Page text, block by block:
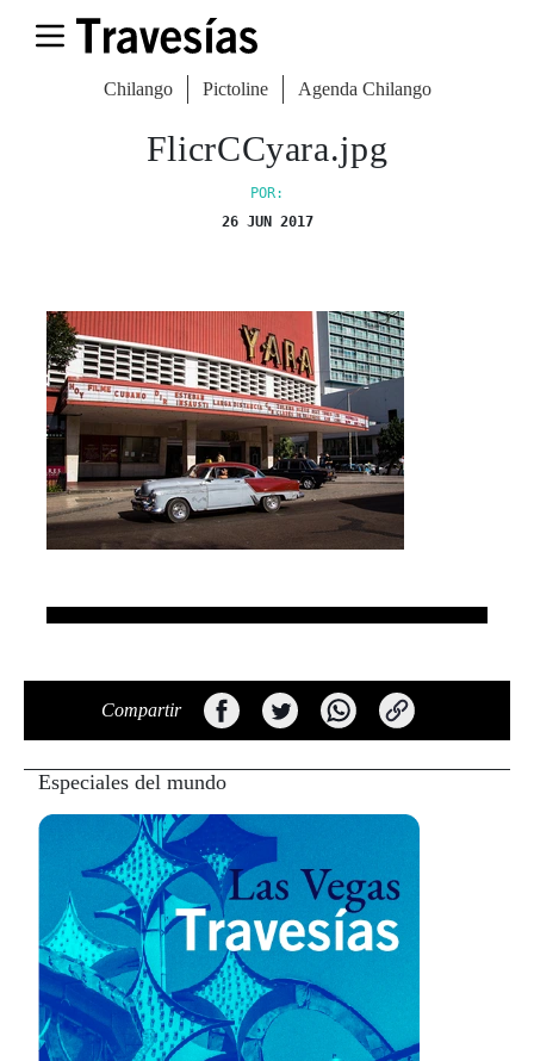
Chilango Pictoline Agenda Chilango
FlicrCCyara.jpg
POR:
26 JUN 2017
Compartir
Especiales del mundo